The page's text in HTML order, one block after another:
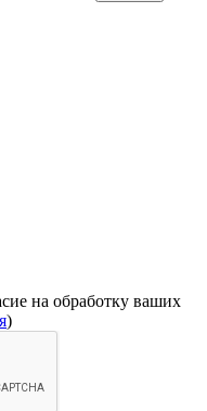
на обработку ваших
)